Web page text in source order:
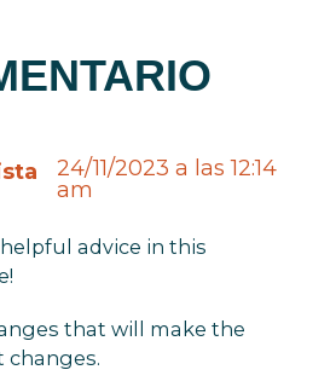
24/11/2023 a las 12:14
am
advice in this
that will make the
changes.